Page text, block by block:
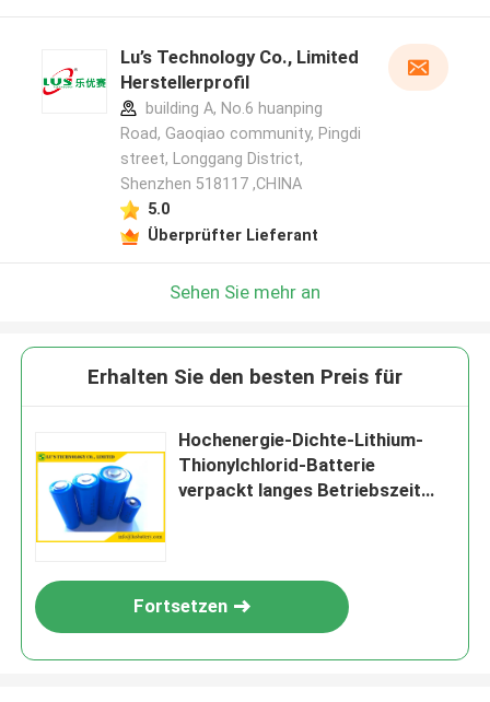
Lu’s Technology Co., Limited
Herstellerprofil
building A, No.6 huanping
Road, Gaoqiao community, Pingdi
street, Longgang District,
Shenzhen 518117 ,CHINA
5.0
Überprüfter Lieferant
Sehen Sie mehr an
Erhalten Sie den besten Preis für
Hochenergie-Dichte-Lithium-
Thionylchlorid-Batterie
verpackt langes Betriebszeit
Fortsetzen